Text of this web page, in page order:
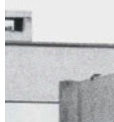
Fotos
Publikationen